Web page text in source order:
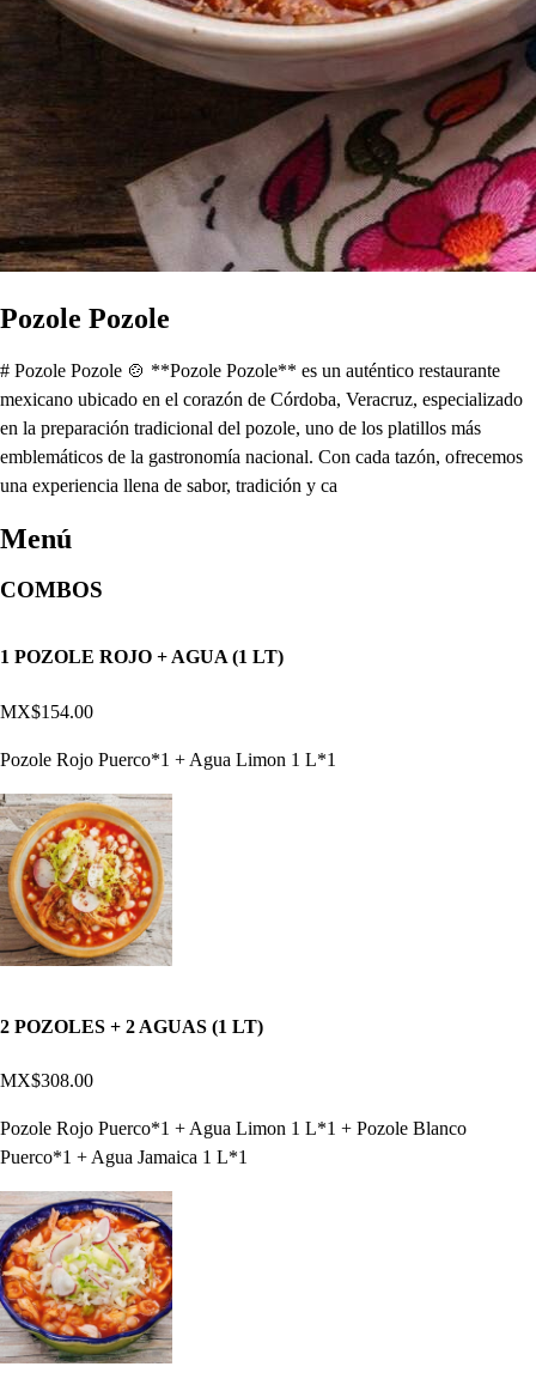
Pozole Pozole
# Pozole Pozole 🍲 **Pozole Pozole** es un auténtico restaurante
mexicano ubicado en el corazón de Córdoba, Veracruz, especializado
en la preparación tradicional del pozole, uno de los platillos más
emblemáticos de la gastronomía nacional. Con cada tazón, ofrecemos
una experiencia llena de sabor, tradición y ca
Menú
COMBOS
1 POZOLE ROJO + AGUA (1 LT)
MX$154.00
Pozole Rojo Puerco*1 + Agua Limon 1 L*1
2 POZOLES + 2 AGUAS (1 LT)
MX$308.00
Pozole Rojo Puerco*1 + Agua Limon 1 L*1 + Pozole Blanco
Puerco*1 + Agua Jamaica 1 L*1